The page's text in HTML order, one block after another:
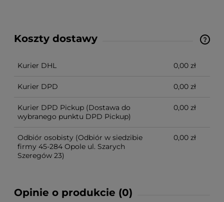
Koszty dostawy
Cena nie zawiera ewentualnych kosztów płatności
Kurier DHL 0,00 zł
Kurier DPD 0,00 zł
Kurier DPD Pickup (Dostawa do
wybranego punktu DPD Pickup)
0,00 zł
Odbiór osobisty (Odbiór w siedzibie
firmy 45-284 Opole ul. Szarych
Szeregów 23)
0,00 zł
Opinie o produkcie (0)